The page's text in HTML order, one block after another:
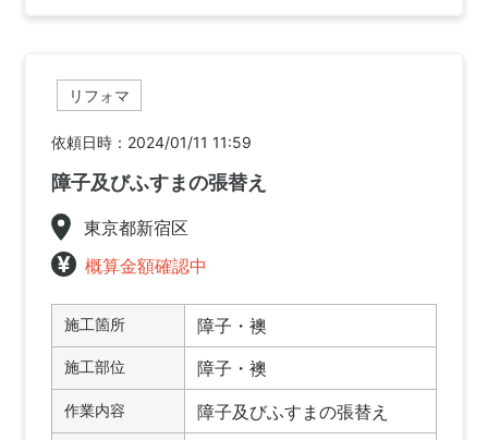
リフォマ
依頼日時：2024/01/11 11:59
障子及びふすまの張替え
東京都新宿区
概算金額確認中
施工箇所 障子・襖
施工部位 障子・襖
作業内容 障子及びふすまの張替え